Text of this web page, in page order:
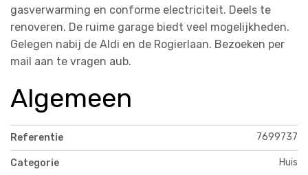
gasverwarming en conforme electriciteit. Deels te
renoveren. De ruime garage biedt veel mogelijkheden.
Gelegen nabij de Aldi en de Rogierlaan. Bezoeken per
mail aan te vragen aub.
Algemeen
Referentie 7699737
Categorie Huis